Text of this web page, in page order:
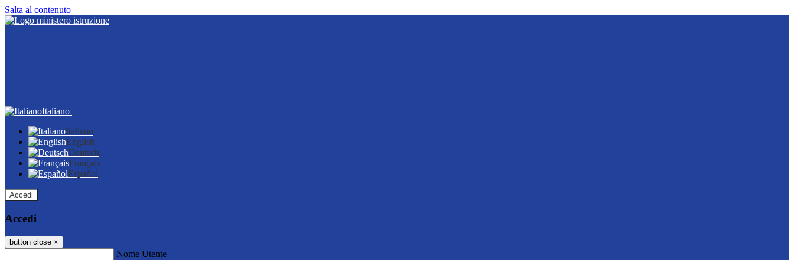
Salta al contenuto
Italiano
Italiano
English
Deutsch
Français
Español
Accedi
Accedi
button close ×
Nome Utente